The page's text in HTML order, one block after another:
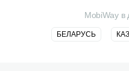
MobiWay в
БЕЛАРУСЬ